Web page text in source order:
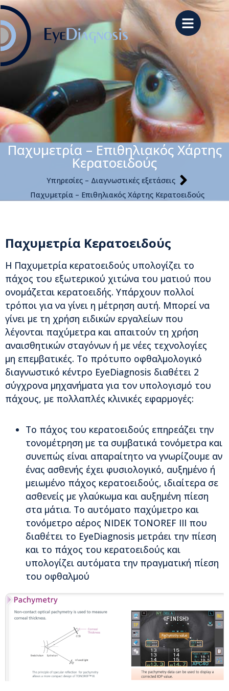
Παχυμετρία – Επιθηλιακός Χάρτης
Κερατοειδούς
Υπηρεσίες – Διαγνωστικές εξετάσεις
Παχυμετρία – Επιθηλιακός Χάρτης Κερατοειδούς
Παχυμετρία Κερατοειδούς
Η Παχυμετρία κερατοειδούς υπολογίζει το
πάχος του εξωτερικού χιτώνα του ματιού που
ονομάζεται κερατοειδής. Υπάρχουν πολλοί
τρόποι για να γίνει η μέτρηση αυτή. Μπορεί να
γίνει με τη χρήση ειδικών εργαλείων που
λέγονται παχύμετρα και απαιτούν τη χρήση
αναισθητικών σταγόνων ή με νέες τεχνολογίες
μη επεμβατικές. Το πρότυπο οφθαλμολογικό
διαγνωστικό κέντρο EyeDiagnosis διαθέτει 2
σύγχρονα μηχανήματα για τον υπολογισμό του
πάχους, με πολλαπλές κλινικές εφαρμογές:
Το πάχος του κερατοειδούς επηρεάζει την
τονομέτρηση με τα συμβατικά τονόμετρα και
συνεπώς είναι απαραίτητο να γνωρίζουμε αν
ένας ασθενής έχει φυσιολογικό, αυξημένο ή
μειωμένο πάχος κερατοειδούς, ιδιαίτερα σε
ασθενείς με γλαύκωμα και αυξημένη πίεση
στα μάτια. Το αυτόματο παχύμετρο και
τονόμετρο αέρος NIDEK TONOREF III που
διαθέτει το EyeDiagnosis μετράει την πίεση
και το πάχος του κερατοειδούς και
υπολογίζει αυτόματα την πραγματική πίεση
του οφθαλμού